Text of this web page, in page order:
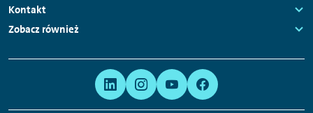
Links:
Kontakt
Links:
Zobacz również